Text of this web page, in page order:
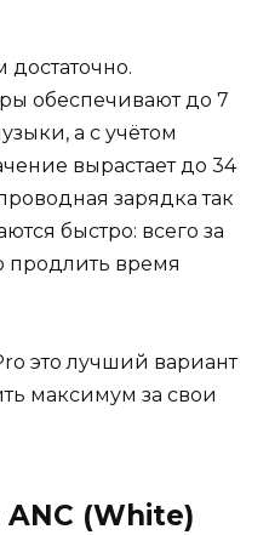
обеспечивают до 7
а с учётом
вырастает до 34
зарядка так
быстро: всего за
продлить время
это лучший вариант
максимум за свои
(White)